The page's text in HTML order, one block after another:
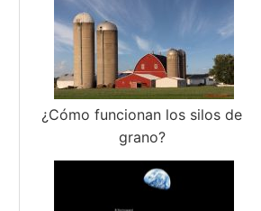
¿Cómo funcionan los silos de
grano?